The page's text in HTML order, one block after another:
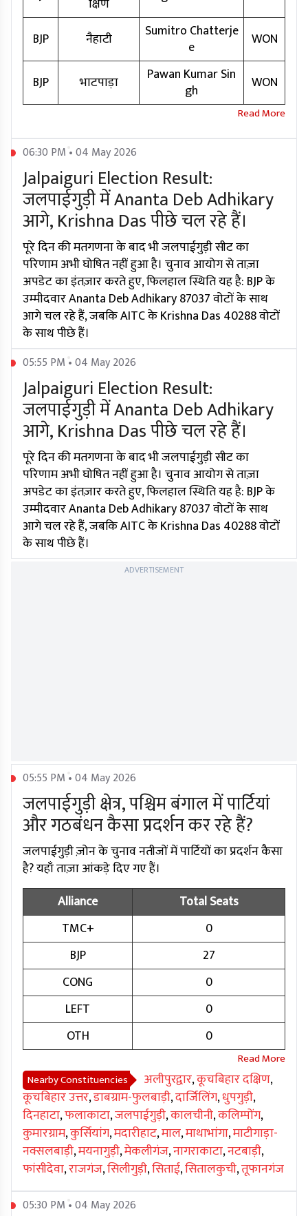
क्षिण
BJP नैहाटी
Sumitro Chatterje
e
WON
BJP भाटपाड़ा
Pawan Kumar Sin
gh
WON
06:30 PM • 04 May 2026
Jalpaiguri Election Result:
जलपाईगुड़ी में Ananta Deb Adhikary
आगे, Krishna Das पीछे चल रहे हैं।
पूरे दिन की मतगणना के बाद भी जलपाईगुड़ी सीट का
परिणाम अभी घोषित नहीं हुआ है। चुनाव आयोग से ताज़ा
अपडेट का इंतज़ार करते हुए, फिलहाल स्थिति यह है: BJP के
उम्मीदवार Ananta Deb Adhikary 87037 वोटों के साथ
आगे चल रहे हैं, जबकि AITC के Krishna Das 40288 वोटों
के साथ पीछे हैं।
05:55 PM • 04 May 2026
Jalpaiguri Election Result:
जलपाईगुड़ी में Ananta Deb Adhikary
आगे, Krishna Das पीछे चल रहे हैं।
पूरे दिन की मतगणना के बाद भी जलपाईगुड़ी सीट का
परिणाम अभी घोषित नहीं हुआ है। चुनाव आयोग से ताज़ा
अपडेट का इंतज़ार करते हुए, फिलहाल स्थिति यह है: BJP के
उम्मीदवार Ananta Deb Adhikary 87037 वोटों के साथ
आगे चल रहे हैं, जबकि AITC के Krishna Das 40288 वोटों
के साथ पीछे हैं।
ADVERTISEMENT
05:55 PM • 04 May 2026
जलपाईगुड़ी क्षेत्र, पश्चिम बंगाल में पार्टियां
और गठबंधन कैसा प्रदर्शन कर रहे हैं?
जलपाईगुड़ी ज़ोन के चुनाव नतीजों में पार्टियों का प्रदर्शन कैसा
है? यहाँ ताज़ा आंकड़े दिए गए हैं।
Alliance
Total Seats
TMC+
0
BJP
27
CONG
0
LEFT
0
OTH
0
Nearby Constituencies अलीपुरद्वार,कूचबिहार दक्षिण,
कूचबिहार उत्तर,डाबग्राम-फुलबाड़ी,दार्जिलिंग,धुपगुड़ी,
दिनहाटा,फलाकाटा,जलपाईगुड़ी,कालचीनी,कलिम्पोंग,
कुमारग्राम,कुर्सियांग,मदारीहाट,माल,माथाभांगा,माटीगाड़ा-
नक्सलबाड़ी,मयनागुड़ी,मेकलीगंज,नागराकाटा,नटबाड़ी,
फांसीदेवा,राजगंज,सिलीगुड़ी,सिताई,सितालकुची,तूफानगंज
05:30 PM • 04 May 2026